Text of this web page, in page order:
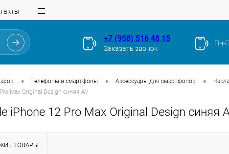
+7 (958) 516 48 15
Заказать звонок
Пн-
• Телефоны и смартфоны • Аксессуары для смартфонов •
Max Original Design синяя AV
iPhone 12 Pro Max Original Design синяя
ТОВАРЫ